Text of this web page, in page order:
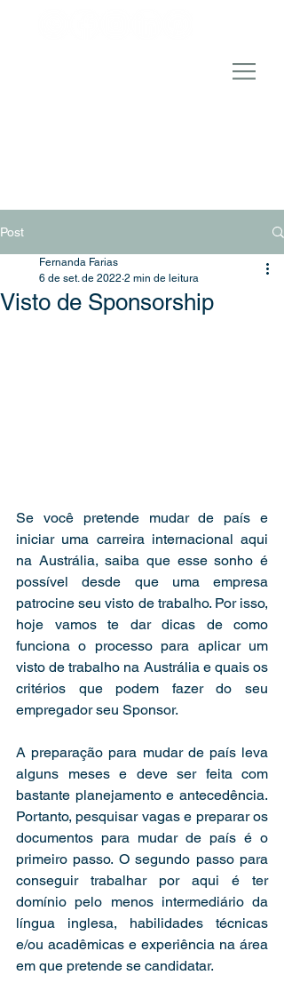
Post
Visto de Sponsorship
Fernanda Farias
6 de set. de 2022 2 min de leitura
Se você pretende mudar de país e
iniciar uma carreira internacional aqui
na Austrália, saiba que esse sonho é
possível desde que uma empresa
patrocine seu visto de trabalho. Por isso,
hoje vamos te dar dicas de como
funciona o processo para aplicar um
visto de trabalho na Austrália e quais os
critérios que podem fazer do seu
empregador seu Sponsor.
A preparação para mudar de país leva
alguns meses e deve ser feita com
bastante planejamento e antecedência.
Portanto, pesquisar vagas e preparar os
documentos para mudar de país é o
primeiro passo. O segundo passo para
conseguir trabalhar por aqui é ter
domínio pelo menos intermediário da
língua inglesa, habilidades técnicas
e/ou acadêmicas e experiência na área
em que pretende se candidatar.